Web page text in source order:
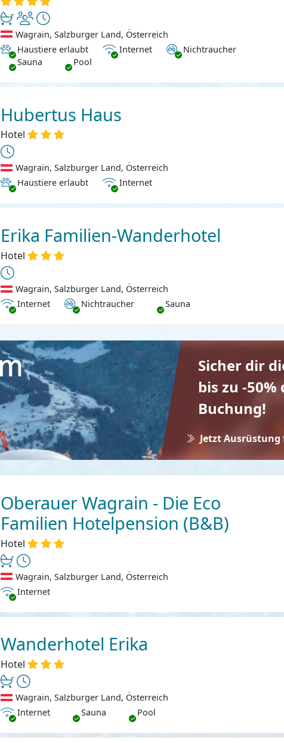
Wagrain, Salzburger Land, Österreich
Haustiere erlaubt
Haustiere erlaubt InternetInternet Nichtraucher
Nichtraucher
Sauna
Pool
Hubertus Haus
Hotel
Wagrain, Salzburger Land, Österreich
Haustiere erlaubt
Haustiere erlaubt InternetInternet
Erika Familien-Wanderhotel
Hotel
Wagrain, Salzburger Land, Österreich
InternetInternet Nichtraucher
Nichtraucher Sauna
Sicher dir
bis zu -
Buchung!
Jetzt
Oberauer Wagrain - Die Eco
Familien Hotelpension (B&B)
Hotel
Wagrain, Salzburger Land, Österreich
InternetInternet
Wanderhotel Erika
Hotel
Wagrain, Salzburger Land, Österreich
InternetInternet Sauna Pool